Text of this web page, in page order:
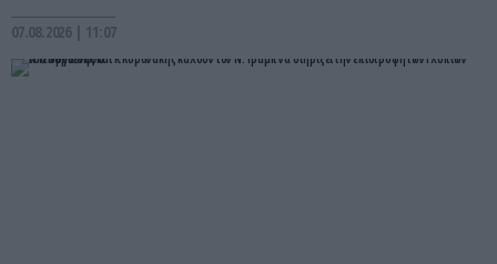
07.08.2026 | 11:07